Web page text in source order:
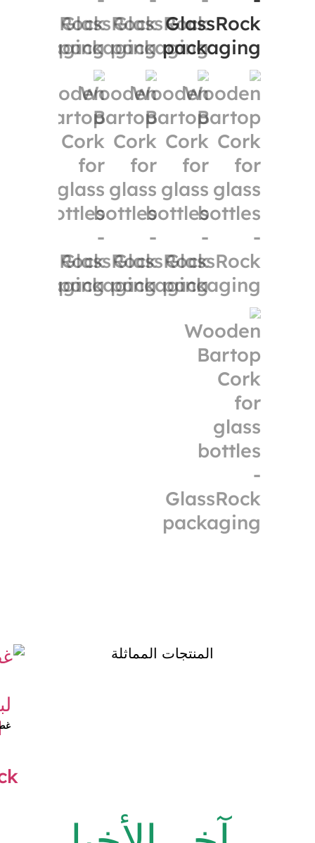
المنتجات المماثلة